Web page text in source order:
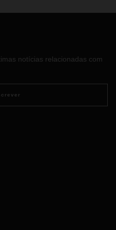
mais rigorosos sobre
em vigor para todos os
junho 30 de 2003 (isto é,
responsabilidade conjunta
desses produtos.
aéreas e companhias de
podem ser solicitados à
aos nossos clientes que
para todas as baterias e
que possamos, por sua
notícias relacionadas com